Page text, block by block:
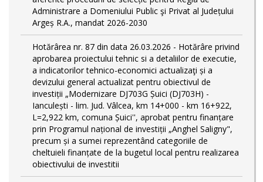
Administrare a Domeniului Public şi Privat al Județului
Argeș R.A., mandat 2026-2030
Hotărârea nr. 87 din data 26.03.2026 - Hotărâre privind
aprobarea proiectului tehnic si a detaliilor de executie,
a indicatorilor tehnico-economici actualizaţi și a
devizului general actualizat pentru obiectivul de
investiții „Modernizare DJ703G Șuici (DJ703H) -
Ianculești - lim. Jud. Vâlcea, km 14+000 - km 16+922,
L=2,922 km, comuna Șuici'', aprobat pentru finanțare
prin Programul național de investiții „Anghel Saligny",
precum și a sumei reprezentând categoriile de
cheltuieli finanțate de la bugetul local pentru realizarea
obiectivului de investitii